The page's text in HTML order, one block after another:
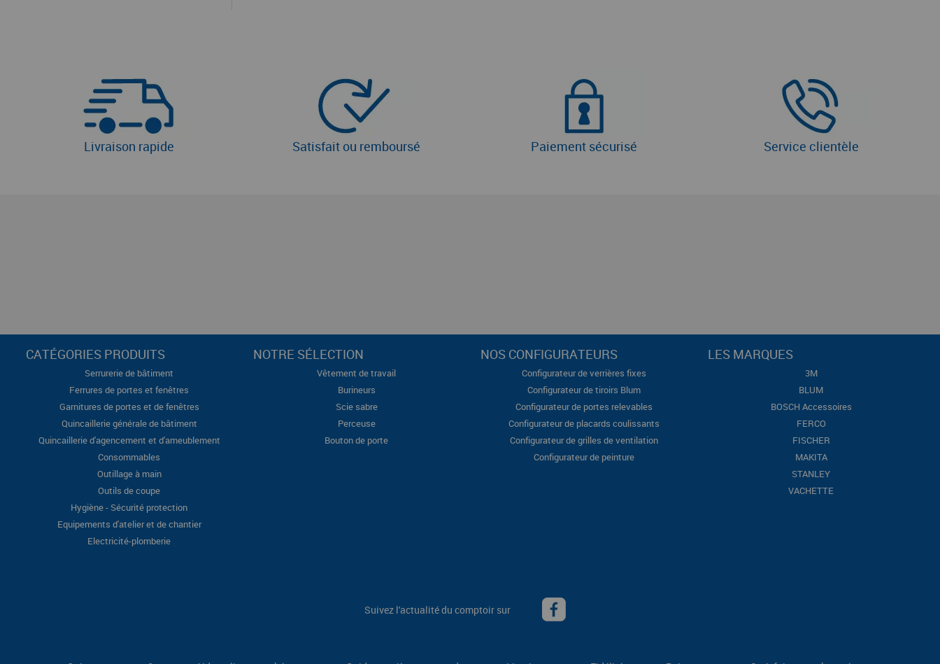
Livraison rapide Satisfait ou remboursé Paiement sécurisé Service clientèle
CATÉGORIES PRODUITS
Serrurerie de bâtiment
Ferrures de portes et fenêtres
Garnitures de portes et de fenêtres
Quincaillerie générale de bâtiment
Quincaillerie d'agencement et d'ameublement
Consommables
Outillage à main
Outils de coupe
Hygiène - Sécurité protection
Equipements d'atelier et de chantier
Electricité-plomberie
NOTRE SÉLECTION
Vêtement de travail
Burineurs
Scie sabre
Perceuse
Bouton de porte
NOS CONFIGURATEURS
Configurateur de verrières fixes
Configurateur de tiroirs Blum
Configurateur de portes relevables
Configurateur de placards coulissants
Configurateur de grilles de ventilation
Configurateur de peinture
LES MARQUES
3M
BLUM
BOSCH Accessoires
FERCO
FISCHER
MAKITA
STANLEY
VACHETTE
Suivez l'actualité du comptoir sur